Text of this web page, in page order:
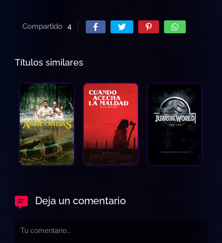
Compartido 4
Títulos similares
Deja un comentario